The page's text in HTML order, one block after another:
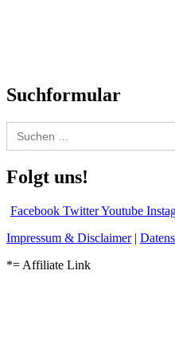
Suchformular
Search
for:
Folgt uns!
Facebook TwitterYoutube
Impressum & Disclaimer|
*= Affiliate Link